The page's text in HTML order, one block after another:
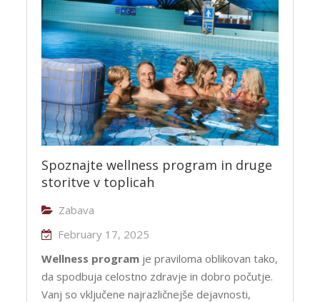
Spoznajte wellness program in druge
storitve v toplicah
Zabava
February 17, 2025
Wellness program je praviloma oblikovan tako,
da spodbuja celostno zdravje in dobro počutje.
Vanj so vključene najrazličnejše dejavnosti,